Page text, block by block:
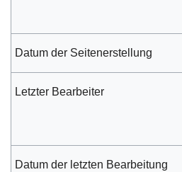
Datum der Seitenerstellung
Letzter Bearbeiter
Datum der letzten Bearbeitung